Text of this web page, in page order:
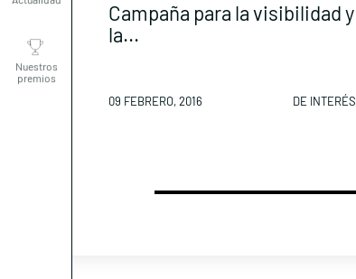
Nuestros
premios
Campaña para la visibilidad y
la...
09 FEBRERO, 2016 DE INTERÉS